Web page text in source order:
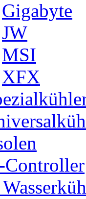
Gigabyte
JW
MSI
XFX
Controller